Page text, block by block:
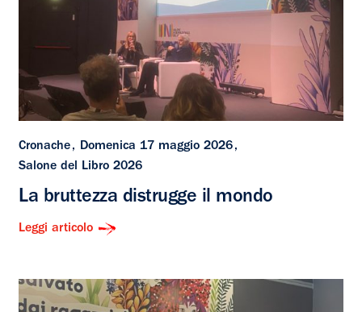
Cronache
Domenica 17 maggio 2026
Salone del Libro 2026
La bruttezza distrugge il mondo
Leggi articolo